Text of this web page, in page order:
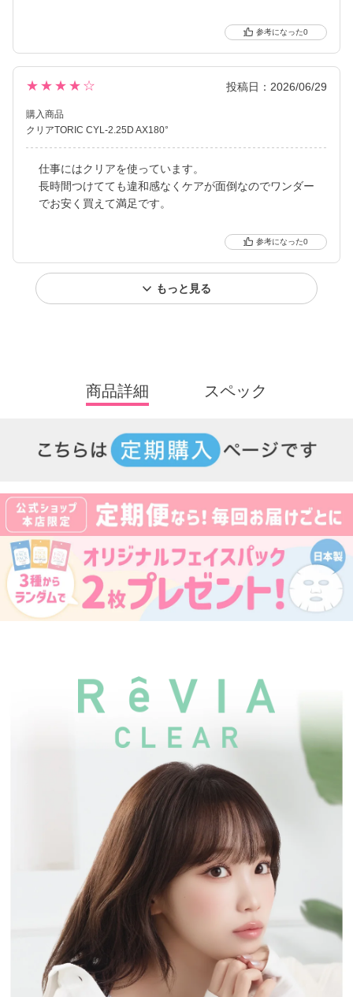
0
★★★★☆ 投稿日：2026/06/29
購入商品
クリアTORIC CYL-2.25D AX180°
仕事にはクリアを使っています。
長時間つけてても違和感なくケアが面倒なのでワンダー
でお安く買えて満足です。
0
もっと見る
商品詳細 スペック